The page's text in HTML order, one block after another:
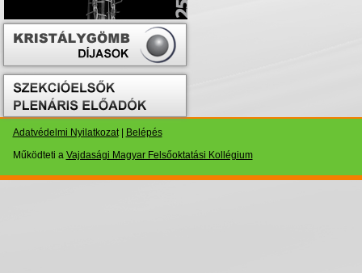
Adatvédelmi Nyilatkozat|
Belépés
Működteti a Vajdasági Magyar Felsőoktatási Kollégium